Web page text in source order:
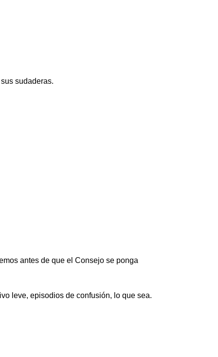
sudaderas.
antes de que el Consejo se ponga
leve, episodios de confusión, lo que sea.